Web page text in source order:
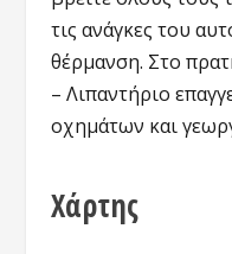
τις ανάγκες του
θέρμανση. Στο
– Λιπαντήριο
οχημάτων και
Χάρτης